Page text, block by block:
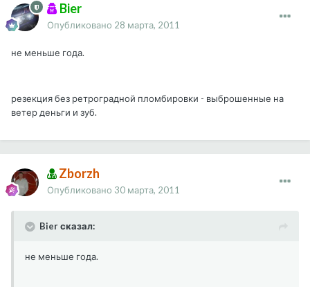
Bier
Опубликовано 28 марта, 2011
не меньше года.
резекция без ретроградной пломбировки - выброшенные на
ветер деньги и зуб.
Zborzh
Опубликовано 30 марта, 2011
Bier сказал:
не меньше года.